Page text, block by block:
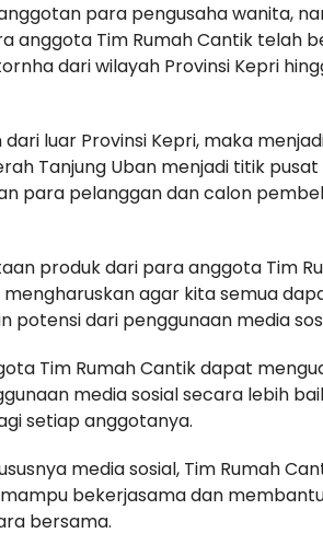
para pengusaha wanita,
anggota Tim Rumah Cantik telah
dari wilayah Provinsi Kepri
luar Provinsi Kepri, maka
Tanjung Uban menjadi titik
para pelanggan dan calon
produk dari para anggota Tim
agar kita semua
dari penggunaan media
Tim Rumah Cantik dapat
media sosial secara lebih
setiap anggotanya.
media sosial, Tim Rumah
bekerjasama dan
bersama.